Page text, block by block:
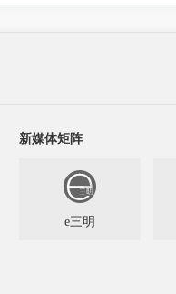
新媒体矩阵
e三明